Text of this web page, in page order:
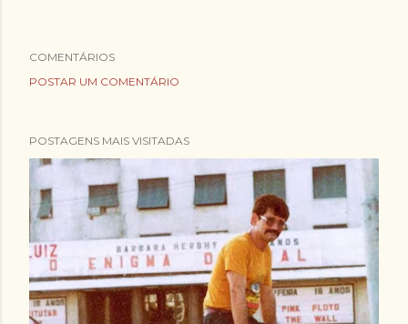
COMENTÁRIOS
POSTAR UM COMENTÁRIO
POSTAGENS MAIS VISITADAS